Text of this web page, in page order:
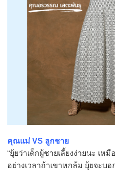
คุณแม่ VS ลูกชาย
“ยุ้ยว่าเด็กผู้ชายเลี้ยงง่ายนะ เ
อย่างเวลาถ้าเขาหกล้ม ยุ้ยจะบอ